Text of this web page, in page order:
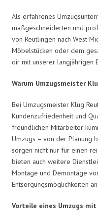
Als erfahrenes
maßgeschneiderten und
von Reutlingen nach West
Möbelstücken oder dem
dir mit unserer langjährigen
Warum Umzugsmeister
Bei Umzugsmeister Klug
Kundenzufriedenheit und
freundlichen Mitarbeiter
Umzugs – von der Planung
sorgen nicht nur für einen
bieten auch weitere
Montage und Demontage
Entsorgungsmöglichkeiten an.
Vorteile eines Umzugs